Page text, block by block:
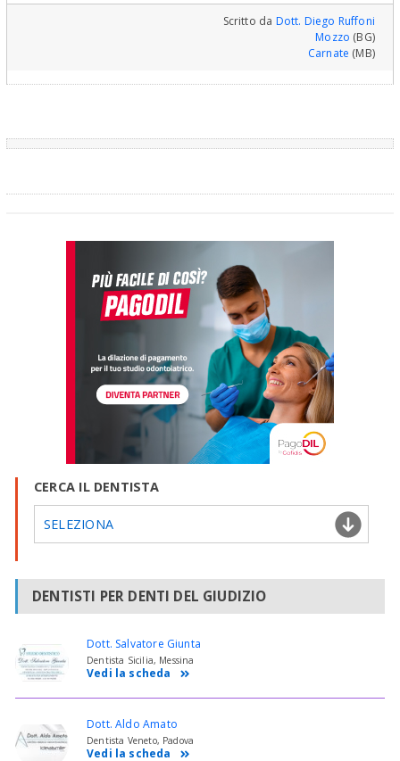
Scritto da Dott. Diego Ruffoni
Mozzo (BG)
Carnate (MB)
CERCA IL DENTISTA
SELEZIONA
DENTISTI PER DENTI DEL GIUDIZIO
Dott. Salvatore Giunta
Dentista Sicilia, Messina
Vedi la scheda
Dott. Aldo Amato
Dentista Veneto, Padova
Vedi la scheda